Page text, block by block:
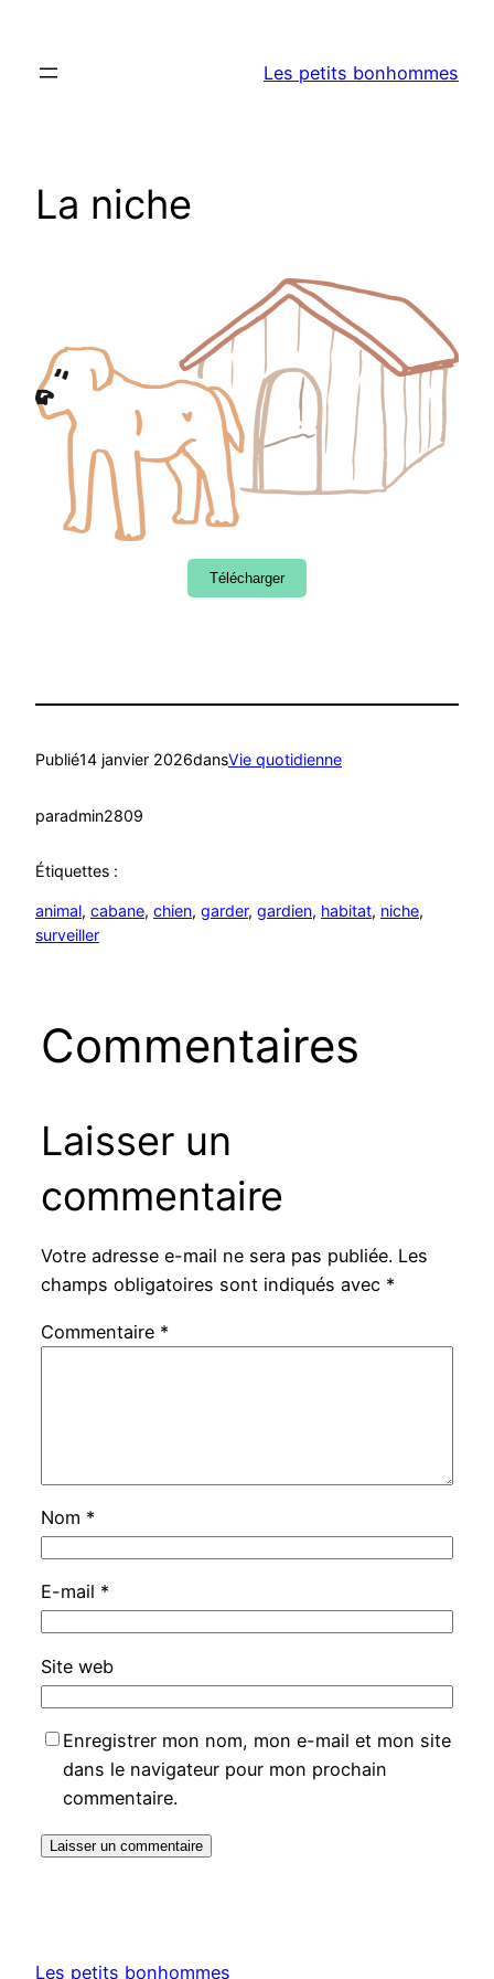
contenu
Les petits bonhommes
La niche
Télécharger
Publié14 janvier 2026dansVie quotidienne
paradmin2809
Étiquettes :
animal, cabane, chien, garder, gardien, habitat, niche
surveiller
Commentaires
Laisser un
commentaire
Votre adresse e-mail ne sera pas publiée. Les
champs obligatoires sont indiqués avec *
Commentaire *
Nom *
E-mail *
Site web
Enregistrer mon nom, mon e-mail et mon site
dans le navigateur pour mon prochain
commentaire.
Les petits bonhommes